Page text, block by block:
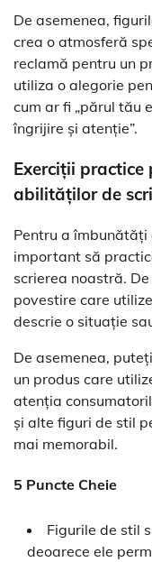
De asemenea,
crea o atmosferă
reclamă pentru un
utiliza o alegorie
cum ar fi „părul tău
îngrijire și atenție”.
Exerciții
abilităților de
Pentru a
important să
scrierea noastră.
povestire care
descrie o situație
De asemenea,
un produs care
atenția
și alte figuri de stil
mai memorabil.
5 Puncte Cheie
Figurile de stil
deoarece ele